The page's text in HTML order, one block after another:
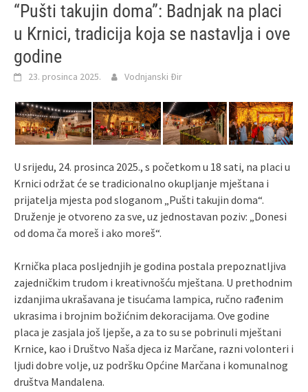
“Pušti takujin doma”: Badnjak na placi
u Krnici, tradicija koja se nastavlja i ove
godine
23. prosinca 2025. Vodnjanski Đir
U srijedu, 24. prosinca 2025., s početkom u 18 sati, na placi u
Krnici održat će se tradicionalno okupljanje mještana i
prijatelja mjesta pod sloganom „Pušti takujin doma“.
Druženje je otvoreno za sve, uz jednostavan poziv: „Donesi
od doma ča moreš i ako moreš“.
Krnička placa posljednjih je godina postala prepoznatljiva
zajedničkim trudom i kreativnošću mještana. U prethodnim
izdanjima ukrašavana je tisućama lampica, ručno rađenim
ukrasima i brojnim božićnim dekoracijama. Ove godine
placa je zasjala još ljepše, a za to su se pobrinuli mještani
Krnice, kao i Društvo Naša djeca iz Marčane, razni volonteri i
ljudi dobre volje, uz podršku Općine Marčana i komunalnog
društva Mandalena.